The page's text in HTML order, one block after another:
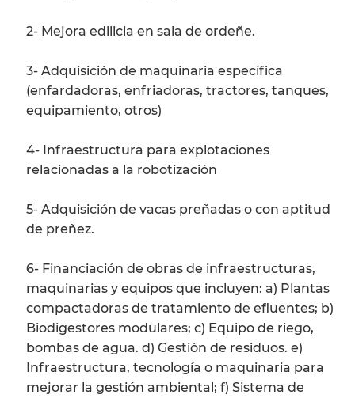
2- Mejora edilicia en sala de ordeñe.
3- Adquisición de maquinaria específica
(enfardadoras, enfriadoras, tractores, tanques,
equipamiento, otros)
4- Infraestructura para explotaciones
relacionadas a la robotización
5- Adquisición de vacas preñadas o con aptitud
de preñez.
6- Financiación de obras de infraestructuras,
maquinarias y equipos que incluyen: a) Plantas
compactadoras de tratamiento de efluentes; b)
Biodigestores modulares; c) Equipo de riego,
bombas de agua. d) Gestión de residuos. e)
Infraestructura, tecnología o maquinaria para
mejorar la gestión ambiental; f) Sistema de